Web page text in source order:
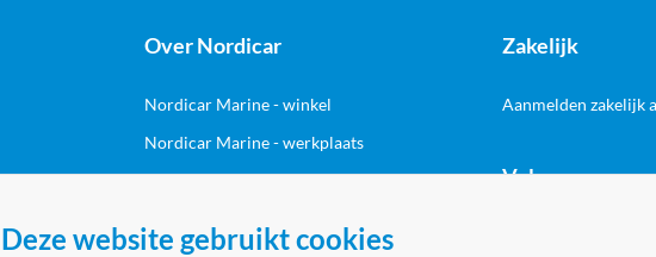
Over Nordicar
Nordicar Marine - winkel
Nordicar Marine - werkplaats
Locatie & contact
Zakelijk
Aanmelden zakelijk
Volg ons
Deze website gebruikt cookies